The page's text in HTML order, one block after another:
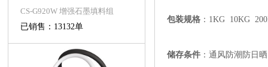
CS-G920W 增强石墨填料组
已销售：13132单
包装规格 ： 1KG 10KG
储存条件 ：通风防潮防日